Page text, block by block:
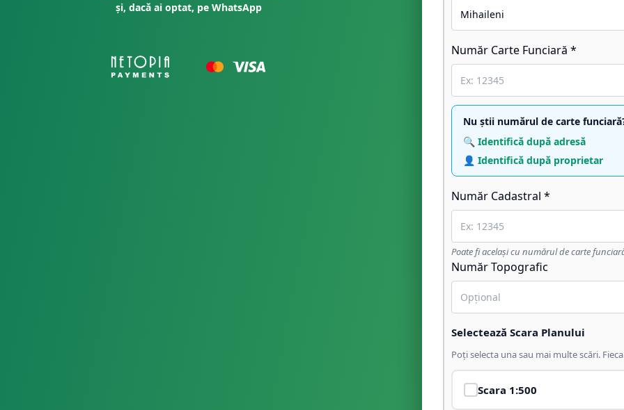
și, dacă ai optat, pe WhatsApp
Număr Carte Funciară *
Nu știi numărul de carte
🔍 Identifică după adresă
👤 Identifică după proprietar
Număr Cadastral *
Poate fi același cu numărul de carte
Număr Topografic
Selectează Scara Planului
Poți selecta una sau mai multe scări.
Scara 1:500